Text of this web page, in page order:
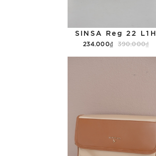
SINSA Reg 22 L1H
234.000₫ 390.000₫